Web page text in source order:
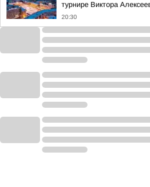
турнире Виктора
20:30